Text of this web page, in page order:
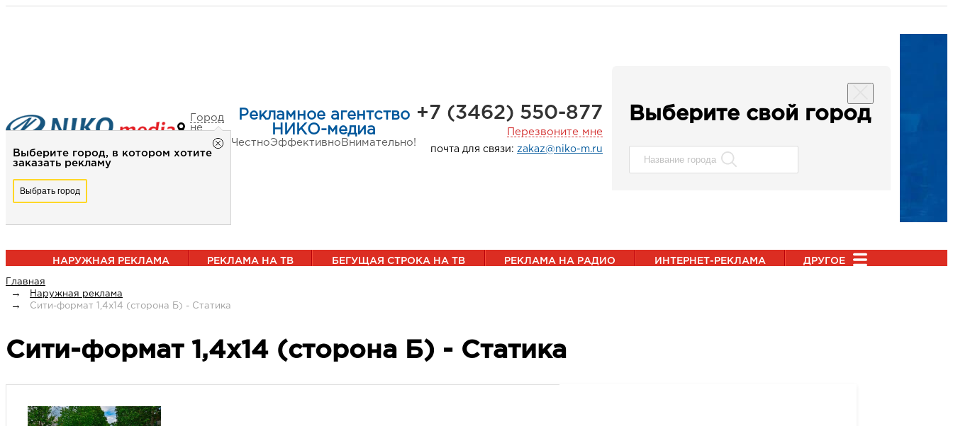
Город
не
выбран
Выберите город, в котором хотите
заказать рекламу
Выбрать город
Рекламное агентство
НИКО-медиа
ЧестноЭффективно Внимательно!
+7 (3462) 550-877
Перезвоните мне
почта для связи: zakaz@niko-m.ru
Выберите свой город
НАРУЖНАЯ РЕКЛАМА РЕКЛАМА НА ТВ БЕГУЩАЯ СТРОКА НА ТВ РЕКЛАМА НА РАДИО ИНТЕРНЕТ-РЕКЛАМА ДРУГОЕ
Главная
Наружная реклама
Сити-формат 1,4х14 (сторона Б) - Статика
Сити-формат 1,4х14 (сторона Б) - Статика